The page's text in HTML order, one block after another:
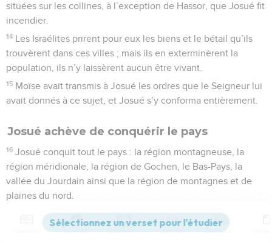
situées sur les collines, à l’exception de Hassor, que Josué fit
incendier.
14 Les Israélites prirent pour eux les biens et le bétail qu’ils
trouvèrent dans ces villes ; mais ils en exterminèrent la
population, ils n’y laissèrent aucun être vivant.
15 Moïse avait transmis à Josué les ordres que le Seigneur lui
avait donnés à ce sujet, et Josué s’y conforma entièrement.
Josué achève de conquérir le pays
16 Josué conquit tout le pays : la région montagneuse, la
région méridionale, la région de Gochen, le Bas-Pays, la
vallée du Jourdain ainsi que la région de montagnes et de
plaines du nord.
Il vainquit et tua les rois des territoires situés entre la
montagne dénudée proche de Séir, au sud, et Baal-Gad dans
Versions Commentaires Strong